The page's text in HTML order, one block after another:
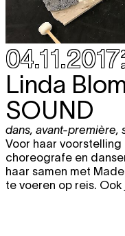
04.11.2017
Linda
SOUND
dans, avant-première,
Voor haar
choreografe en
haar samen met
te voeren op reis. Ook